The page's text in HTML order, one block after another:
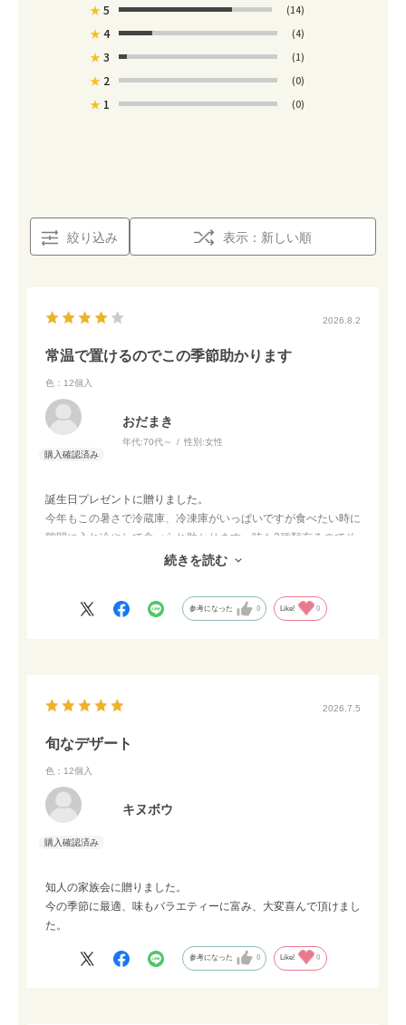
★5 (14)
★4 (4)
★3 (1)
★ 2 (0)
★ 1 (0)
絞り込み 表示：新しい順
2026.8.2
常温で置けるのでこの季節助かります
色：12個入
おだまき
年代:70代～ 性別:女性
誕生日プレゼントに贈りました。
今年もこの暑さで冷蔵庫、冷凍庫がいっぱいですが食べたい時に
隙間に入れ冷やして食べられ助かります。味も3種類有るのでそ
の日の気分で美味しく食べています。
続きを読む
参考になった 0 Like! 0
2026.7.5
旬なデザート
色：12個入
キヌボウ
知人の家族会に贈りました。
今の季節に最適、味もバラエティーに富み、大変喜んで頂けまし
た。
参考になった 0 Like! 0